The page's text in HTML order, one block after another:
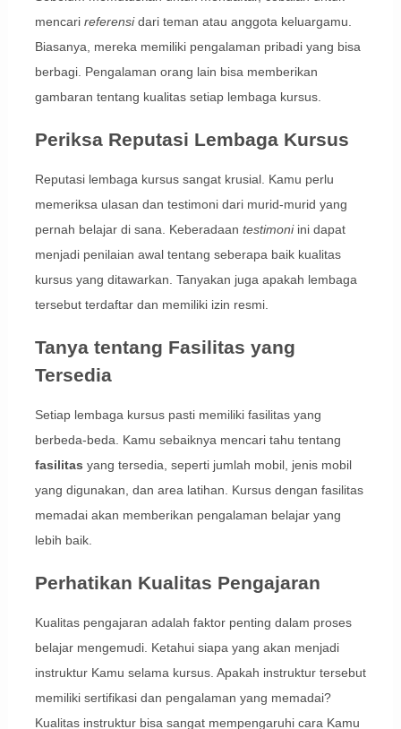
mencari referensidari teman atau anggota keluargamu.
Biasanya, mereka memiliki pengalaman pribadi yang bisa
berbagi. Pengalaman orang lain bisa memberikan
gambaran tentang kualitas setiap lembaga kursus.
Periksa Reputasi Lembaga Kursus
Reputasi lembaga kursus sangat krusial. Kamu perlu
memeriksa ulasan dan testimoni dari murid-murid yang
pernah belajar di sana. Keberadaan testimoniini dapat
menjadi penilaian awal tentang seberapa baik kualitas
kursus yang ditawarkan. Tanyakan juga apakah lembaga
tersebut terdaftar dan memiliki izin resmi.
Tanya tentang Fasilitas yang
Tersedia
Setiap lembaga kursus pasti memiliki fasilitas yang
berbeda-beda. Kamu sebaiknya mencari tahu tentang
fasilitas yang tersedia, seperti jumlah mobil, jenis mobil
yang digunakan, dan area latihan. Kursus dengan fasilitas
memadai akan memberikan pengalaman belajar yang
lebih baik.
Perhatikan Kualitas Pengajaran
Kualitas pengajaran adalah faktor penting dalam proses
belajar mengemudi. Ketahui siapa yang akan menjadi
instruktur Kamu selama kursus. Apakah instruktur tersebut
memiliki sertifikasi dan pengalaman yang memadai?
Kualitas instruktur bisa sangat mempengaruhi cara Kamu